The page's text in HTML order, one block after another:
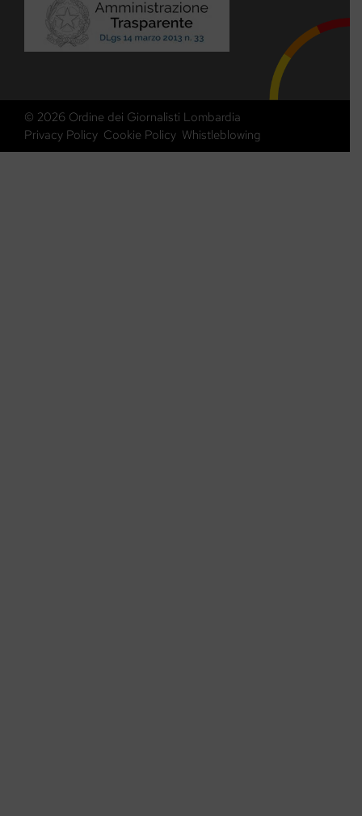
© 2026 Ordine dei Giornalisti Lombardia
Privacy Policy Cookie Policy Whistleblowing